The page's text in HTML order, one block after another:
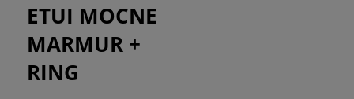
ETUI MOCNE
MARMUR +
RING